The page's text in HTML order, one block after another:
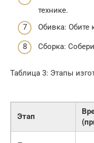
технике.
Обивка: Обите
Сборка:
Таблица 3: Этапы
Этап